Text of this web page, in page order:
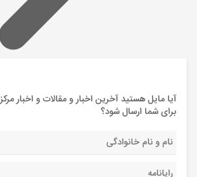
آیا مایل هستید آخرین اخبار و مقالات و اخبار
برای شما ارسال شود؟